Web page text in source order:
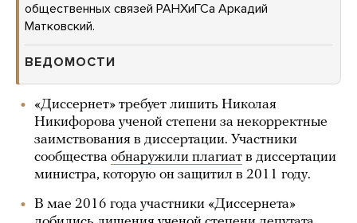
общественных связей РАНХиГСа Аркадий
Матковский.
ВЕДОМОСТИ
«Диссернет» требует лишить Николая
Никифорова ученой степени за некорректные
заимствования в диссертации. Участники
сообщества обнаружили плагиат в диссертации
министра, которую он защитил в 2011 году.
В мае 2016 года участники «Диссернета»